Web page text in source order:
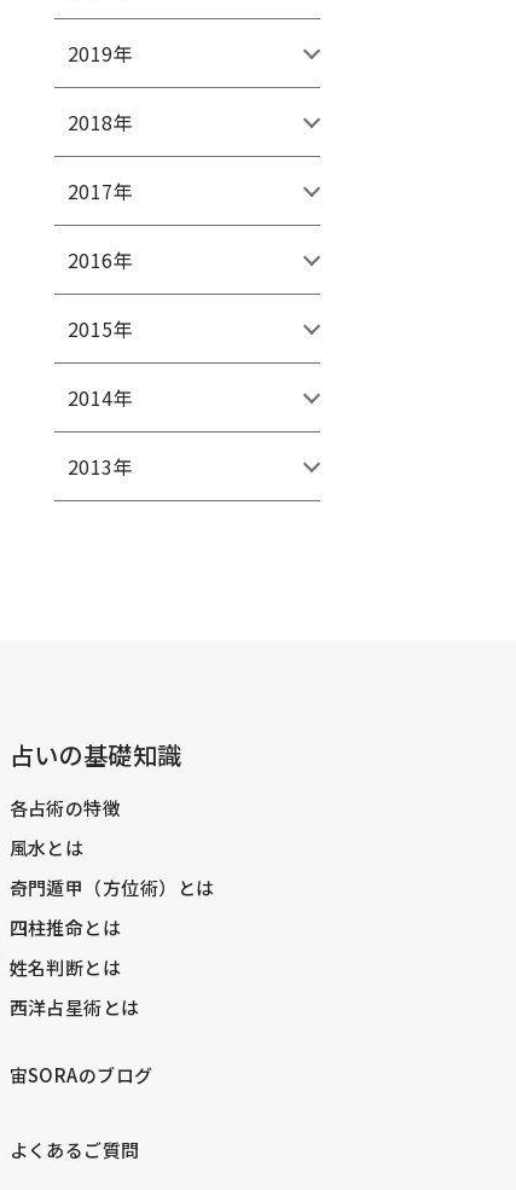
2019年
2018年
2017年
2016年
2015年
2014年
2013年
占いの基礎知識
各占術の特徴
風水とは
奇門遁甲（方位術）とは
四柱推命とは
姓名判断とは
西洋占星術とは
宙SORAのブログ
よくあるご質問